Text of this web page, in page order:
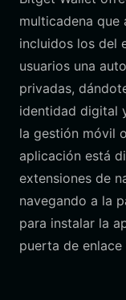
multicadena que
incluidos los del
usuarios una
privadas,
identidad digital
la gestión móvil
aplicación está
extensiones de
navegando a la
para instalar la
puerta de